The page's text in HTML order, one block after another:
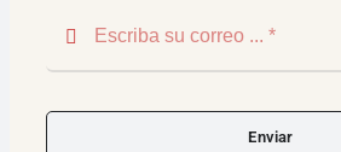
Enviar